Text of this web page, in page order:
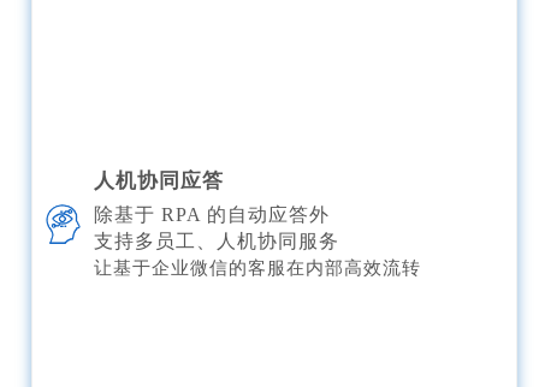
人机协同应答
除基于 RPA 的自动应答外
支持多员工、人机协同服务
让基于企业微信的客服在内部高效流转